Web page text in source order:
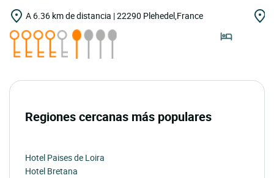
A 6.36 km de distancia | 22290 Plehedel,France
Regiones cercanas más populares
Hotel Paises de Loira
Hotel Bretana